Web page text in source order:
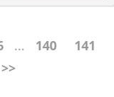
... 140
141
>>